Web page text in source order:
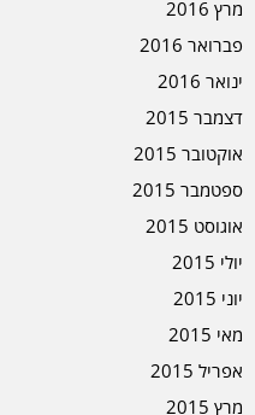
מרץ 2016
פברואר 2016
ינואר 2016
דצמבר 2015
אוקטובר 2015
ספטמבר 2015
אוגוסט 2015
יולי 2015
יוני 2015
מאי 2015
אפריל 2015
מרץ 2015